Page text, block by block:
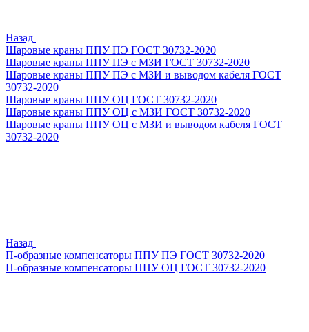
Назад
Шаровые краны ППУ ПЭ ГОСТ 30732-2020
Шаровые краны ППУ ПЭ с МЗИ ГОСТ 30732-2020
Шаровые краны ППУ ПЭ с МЗИ и выводом кабеля ГОСТ
30732-2020
Шаровые краны ППУ ОЦ ГОСТ 30732-2020
Шаровые краны ППУ ОЦ с МЗИ ГОСТ 30732-2020
Шаровые краны ППУ ОЦ с МЗИ и выводом кабеля ГОСТ
30732-2020
Назад
П-образные компенсаторы ППУ ПЭ ГОСТ 30732-2020
П-образные компенсаторы ППУ ОЦ ГОСТ 30732-2020